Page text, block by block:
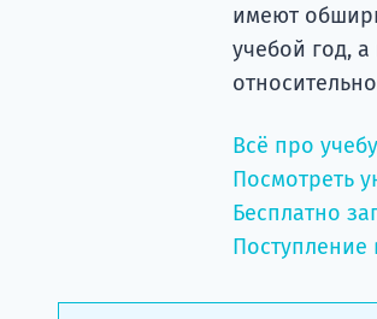
имеют
учебой год,
Всё про
Посмотреть
Бесплатно
Поступление